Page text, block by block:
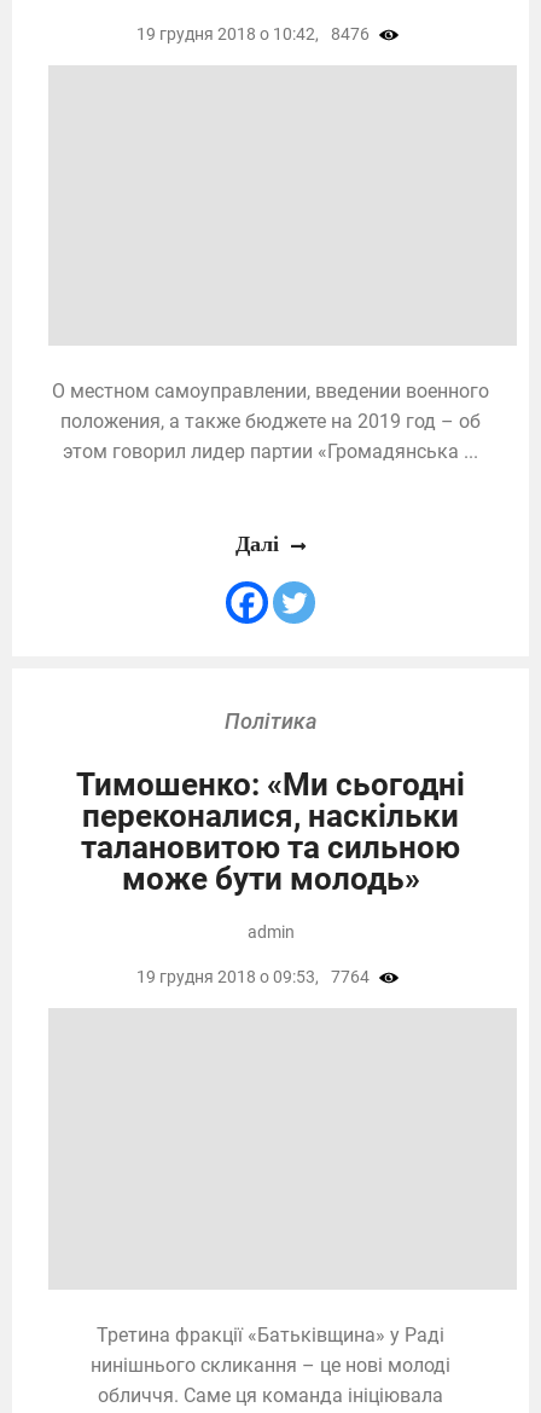
О местном самоуправлении, введении военного
положения, а также бюджете на 2019 год – об
этом говорил лидер партии «Громадянська ...
19 грудня 2018 о 10:42, 8476
Далі
Політика
Тимошенко: «Ми сьогодні
переконалися, наскільки
талановитою та сильною
може бути молодь»
Третина фракції «Батьківщина» у Раді
нинішнього скликання – це нові молоді
обличчя. Саме ця команда ініціювала
admin
19 грудня 2018 о 09:53, 7764